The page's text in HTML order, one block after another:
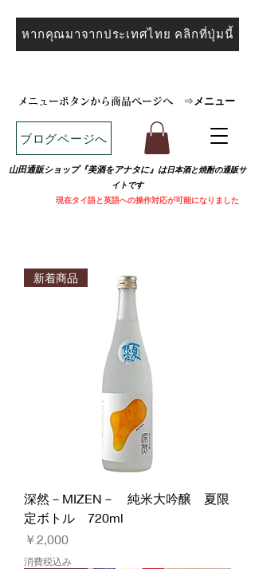
หากคุณมาจากประเทศไทย คลิกที่ปุ่มนี้
メニューボタンから商品ページへ ⇒ メニュー
ブログページへ
山田通販ショップ『美酒をアナタに』は日本酒と焼酎の通販サ
イトです
現在タイ語と英語への操作対応が可能になりました
新着商品
深然－MIZEN－ 純米大吟醸 夏限
定ボトル 720ml
価格
￥2,000
消費税込み